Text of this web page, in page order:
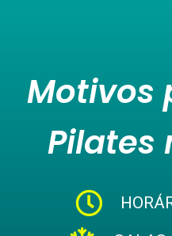
Motivos
Pilates